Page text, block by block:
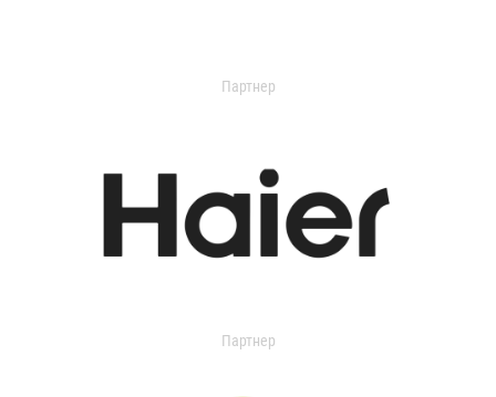
Партнер
Партнер